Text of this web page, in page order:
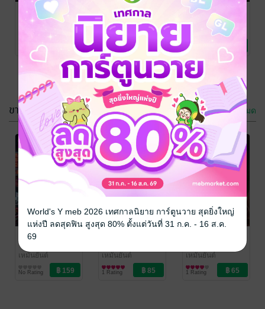
บ่วงรักคาสิโน
ร้อน
เหมันยันต์
นิยายโรมานซ์
No Rating
คำสัญญาใต้
เครื่องแบบ
เหมันยันต์
นิยายรัก
No Rating
กรงรักมังกรสี
เหมันยันต์
นิยายโรมานซ์
1 Rating
เจ้าหัวใจมาเฟีย
เหมันยันต์
นิยายโรมานซ์
1 Rating
สยบเงาแค้น
ด้วยแรงรัก
เหมันยันต์
นิยายโรมานซ์
1 Rating
ขายดี ดูทั้งหมด
บ่วงรักคาสิโน
ร้อน
เหมันยันต์
นิยายโรมานซ์
No Rating
เหมันยันต์
นิยายโรมานซ์
1 Rating
เหมันยันต์
นิยายโรมานซ์
1 Rating
World's Y meb 2026 เทศกาลนิยาย การ์ตูนวาย สุดยิ่งใหญ่
แห่งปี ลดสุดฟิน สูงสุด 80% ตั้งแต่วันที่ 31 ก.ค. - 16 ส.ค.
69